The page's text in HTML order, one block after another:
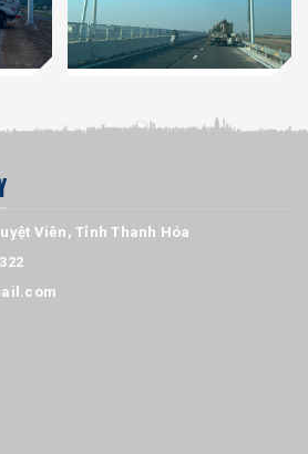
Viên, Tỉnh Thanh Hóa